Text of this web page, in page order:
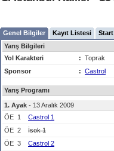
Genel Bilgiler Kayıt Listesi
Yarış Bilgileri
Yol Karakteri
: Toprak
Sponsor
: Castrol
Yarış Programı
1. Ayak - 13 Aralık 2009
ÖE 1 Castrol 1
ÖE 2 İsok 1
ÖE 3 Castrol 2